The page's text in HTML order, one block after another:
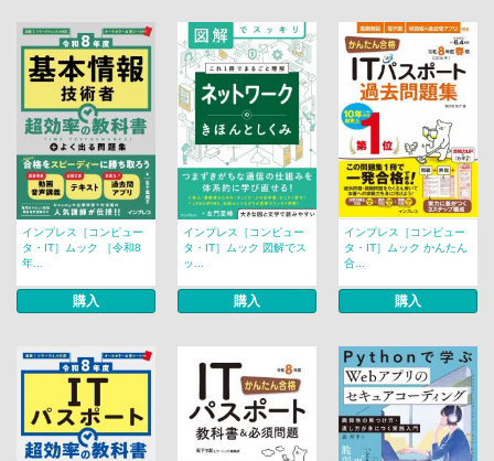
インプレス［コンピュー
タ・IT］ムック ［令和8
年...
購入
インプレス［コンピュー
タ・IT］ムック 図解でス
ッ...
購入
インプレス［コンピュー
タ・IT］ムック かんたん
合...
購入